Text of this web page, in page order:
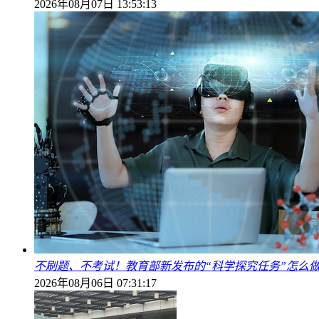
2026年08月07日 13:53:13
不刷题、不考试！教育部新发布的“科学探究任务”怎么
2026年08月06日 07:31:17